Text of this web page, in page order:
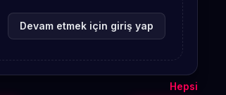
Devam etmek için giriş yap
Hepsi